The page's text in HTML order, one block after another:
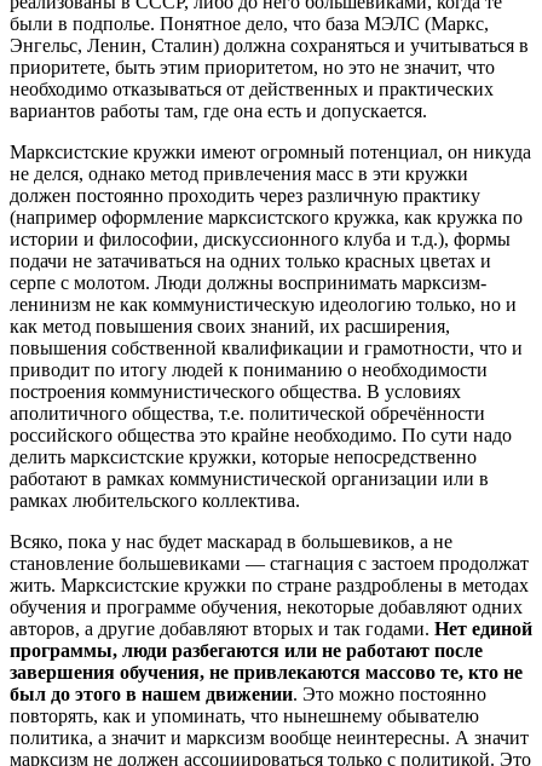
были в подполье. Понятное дело, что база МЭЛС (Маркс,
Энгельс, Ленин, Сталин) должна сохраняться и учитываться в
приоритете, быть этим приоритетом, но это не значит, что
необходимо отказываться от действенных и практических
вариантов работы там, где она есть и допускается.
Марксистские кружки имеют огромный потенциал, он никуда
не делся, однако метод привлечения масс в эти кружки
должен постоянно проходить через различную практику
(например оформление марксистского кружка, как кружка по
истории и философии, дискуссионного клуба и т.д.), формы
подачи не затачиваться на одних только красных цветах и
серпе с молотом. Люди должны воспринимать марксизм-
ленинизм не как коммунистическую идеологию только, но и
как метод повышения своих знаний, их расширения,
повышения собственной квалификации и грамотности, что и
приводит по итогу людей к пониманию о необходимости
построения коммунистического общества. В условиях
аполитичного общества, т.е. политической обречённости
российского общества это крайне необходимо. По сути надо
делить марксистские кружки, которые непосредственно
работают в рамках коммунистической организации или в
рамках любительского коллектива.
Всяко, пока у нас будет маскарад в большевиков, а не
становление большевиками — стагнация с застоем продолжат
жить. Марксистские кружки по стране раздроблены в методах
обучения и программе обучения, некоторые добавляют одних
авторов, а другие добавляют вторых и так годами. Нет единой
программы, люди разбегаются или не работают после
завершения обучения, не привлекаются массово те, кто не
был до этого в нашем движении. Это можно постоянно
повторять, как и упоминать, что нынешнему обывателю
политика, а значит и марксизм вообще неинтересны. А значит
марксизм не должен ассоциироваться только с политикой. Это